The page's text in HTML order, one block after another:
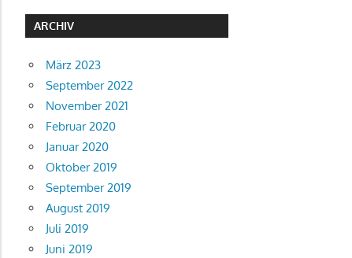
ARCHIV
März 2023
September 2022
November 2021
Februar 2020
Januar 2020
Oktober 2019
September 2019
August 2019
Juli 2019
Juni 2019